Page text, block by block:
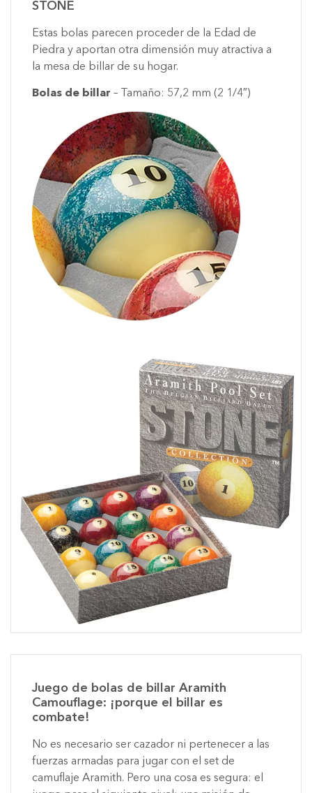
STONE
Estas bolas parecen proceder de la Edad de
Piedra y aportan otra dimensión muy atractiva a
la mesa de billar de su hogar.
Bolas de billar – Tamaño: 57,2 mm (2 1/4″)
Juego de bolas de billar Aramith
Camouflage: ¡porque el billar es
combate!
No es necesario ser cazador ni pertenecer a las
fuerzas armadas para jugar con el set de
camuflaje Aramith. Pero una cosa es segura: el